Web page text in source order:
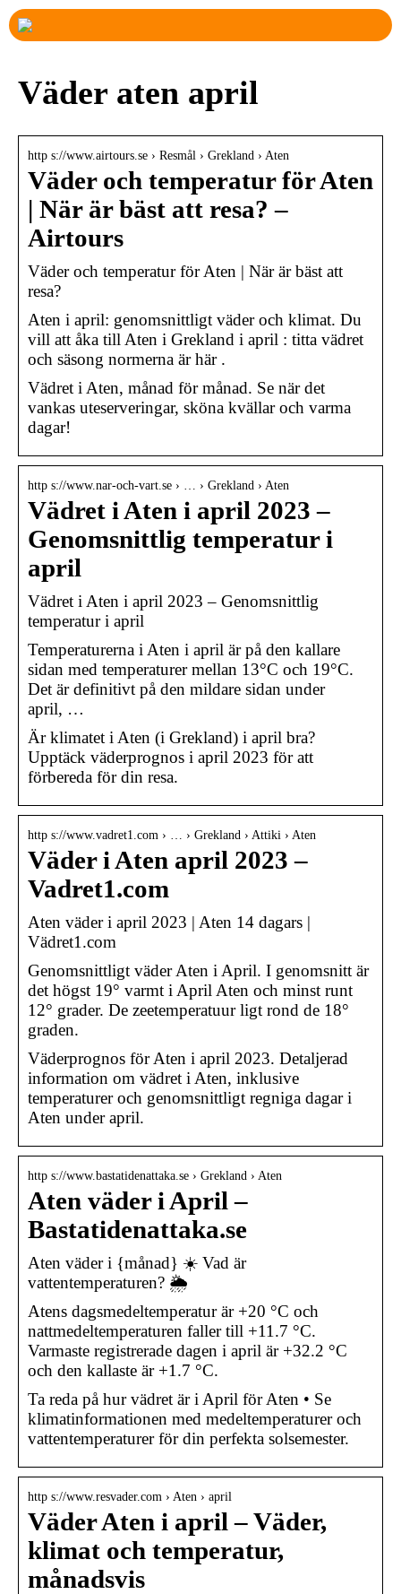
Väder aten april
http s://www.airtours.se › Resmål › Grekland › Aten
Väder och temperatur för Aten
| När är bäst att resa? –
Airtours
Väder och temperatur för Aten | När är bäst att
resa?
Aten i april: genomsnittligt väder och klimat. Du
vill att åka till Aten i Grekland i april : titta vädret
och säsong normerna är här .
Vädret i Aten, månad för månad. Se när det
vankas uteserveringar, sköna kvällar och varma
dagar!
http s://www.nar-och-vart.se › … › Grekland › Aten
Vädret i Aten i april 2023 –
Genomsnittlig temperatur i
april
Vädret i Aten i april 2023 – Genomsnittlig
temperatur i april
Temperaturerna i Aten i april är på den kallare
sidan med temperaturer mellan 13°C och 19°C.
Det är definitivt på den mildare sidan under
april, …
Är klimatet i Aten (i Grekland) i april bra?
Upptäck väderprognos i april 2023 för att
förbereda för din resa.
http s://www.vadret1.com › … › Grekland › Attiki › Aten
Väder i Aten april 2023 –
Vadret1.com
Aten väder i april 2023 | Aten 14 dagars |
Vädret1.com
Genomsnittligt väder Aten i April. I genomsnitt är
det högst 19° varmt i April Aten och minst runt
12° grader. De zeetemperatuur ligt rond de 18°
graden.
Väderprognos för Aten i april 2023. Detaljerad
information om vädret i Aten, inklusive
temperaturer och genomsnittligt regniga dagar i
Aten under april.
http s://www.bastatidenattaka.se › Grekland › Aten
Aten väder i April –
Bastatidenattaka.se
Aten väder i {månad} ☀️ Vad är
vattentemperaturen? 🌦️
Atens dagsmedeltemperatur är +20 °C och
nattmedeltemperaturen faller till +11.7 °C.
Varmaste registrerade dagen i april är +32.2 °C
och den kallaste är +1.7 °C.
Ta reda på hur vädret är i April för Aten • Se
klimatinformationen med medeltemperaturer och
vattentemperaturer för din perfekta solsemester.
http s://www.resvader.com › Aten › april
Väder Aten i april – Väder,
klimat och temperatur,
månadsvis